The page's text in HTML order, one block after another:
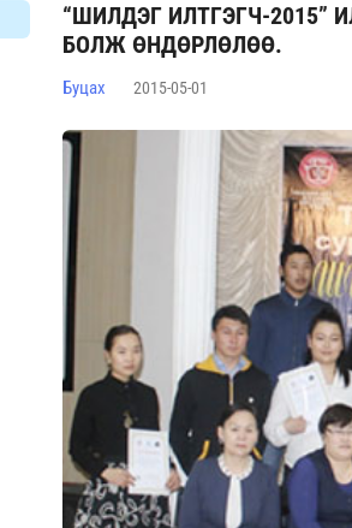
“ШИЛДЭГ ИЛТГЭГЧ-
БОЛЖ ӨНДӨРЛӨЛӨӨ.
Буцах 2015-05-01